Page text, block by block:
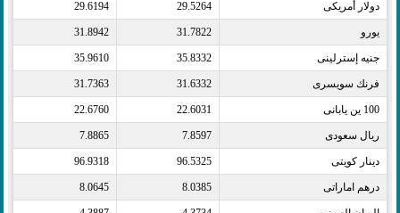
دولار أمريكى​ 29.5264
29.6194
يورو​ 31.7822
31.8942
جنيه إسترلينى​ 35.8332
35.9610
فرنك سويسرى​ 31.6332
31.7363
100 ين يابانى​ 22.6031
22.6760
ريال سعودى​ 7.8597
7.8865
دينار كويتى​ 96.5325
96.9318
درهم اماراتى​ 8.0385
8.0645